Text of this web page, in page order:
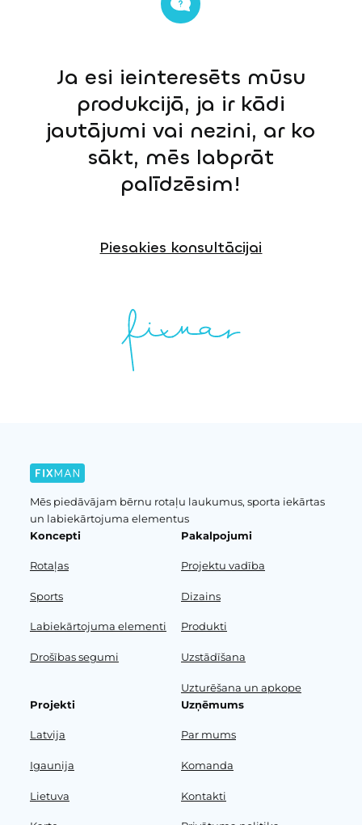
Ja esi ieinteresēts mūsu
produkcijā, ja ir kādi
jautājumi vai nezini, ar ko
sākt, mēs labprāt
palīdzēsim!
Piesakies konsultācijai
Mēs piedāvājam bērnu rotaļu laukumus, sporta iekārtas
un labiekārtojuma elementus
Koncepti
Rotaļas
Sports
Labiekārtojuma elementi
Drošības segumi
Pakalpojumi
Projektu vadība
Dizains
Produkti
Uzstādīšana
Uzturēšana un apkope
Projekti
Latvija
Igaunija
Lietuva
Uzņēmums
Par mums
Komanda
Kontakti